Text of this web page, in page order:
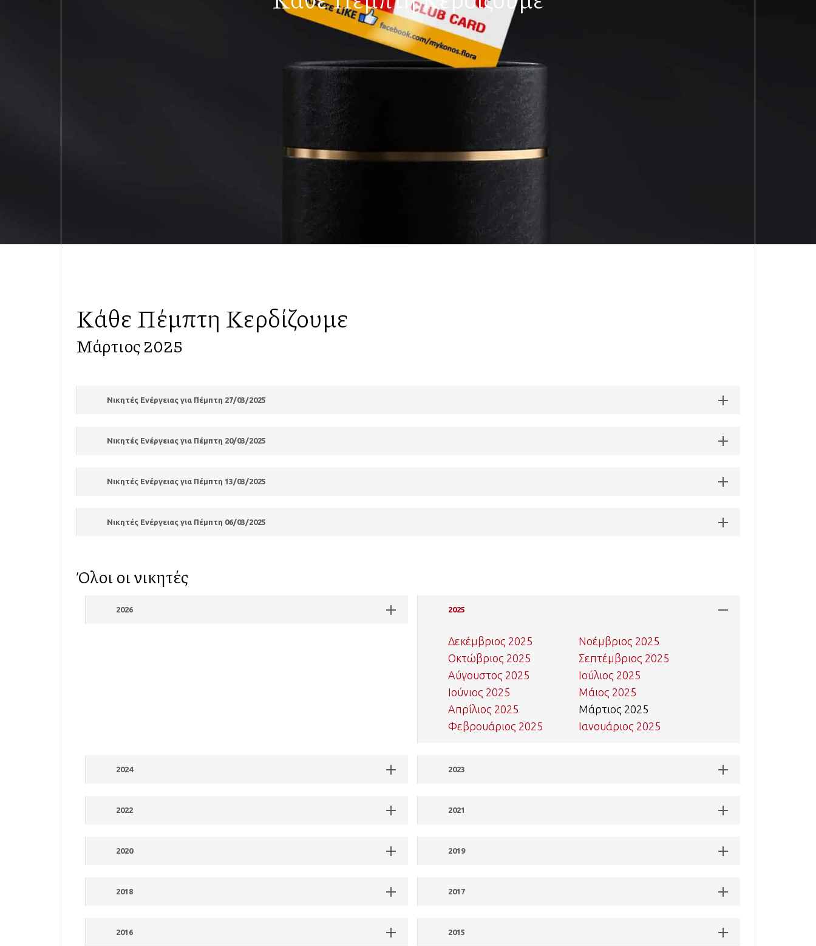
Κάθε Πέμπτη Κερδίζουμε
Μάρτιος 2025
Νικητές Ενέργειας για Πέμπτη 27/03/2025
Νικητές Ενέργειας για Πέμπτη 20/03/2025
Νικητές Ενέργειας για Πέμπτη 13/03/2025
Νικητές Ενέργειας για Πέμπτη 06/03/2025
Όλοι οι νικητές
2026 2025
Δεκέμβριος 2025
Νοέμβριος 2025
Οκτώβριος 2025
Σεπτέμβριος 2025
Αύγουστος 2025
Ιούλιος 2025
Ιούνιος 2025
Μάιος 2025
Απρίλιος 2025
Μάρτιος 2025
Φεβρουάριος 2025
Ιανουάριος 2025
2024 2023
2022 2021
2020 2019
2018 2017
2016 2015